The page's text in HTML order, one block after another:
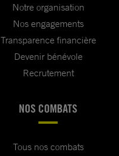
Notre organisation
Nos engagements
Transparence financière
Devenir bénévole
Recrutement
NOS COMBATS
Tous nos combats